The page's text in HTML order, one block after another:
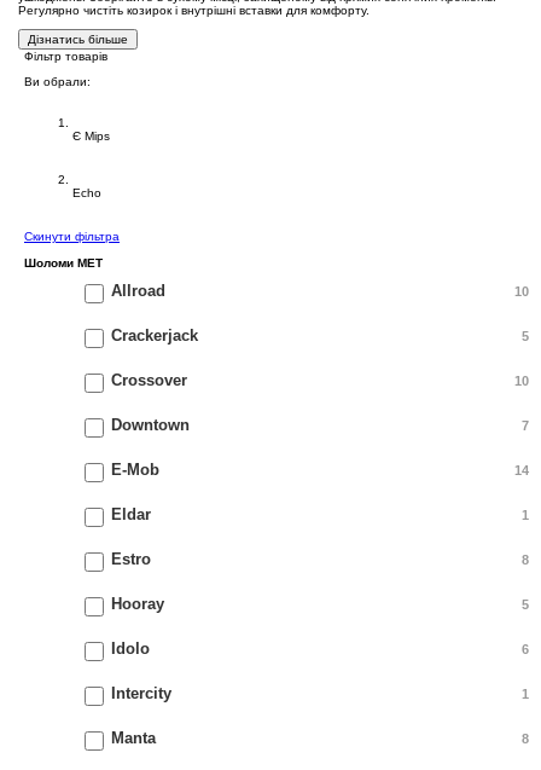
Регулярно чистіть козирок і внутрішні вставки для комфорту.
Дізнатись більше
Фільтр товарів
Ви обрали:
Є Mips
Echo
Cкинути фільтра
Шоломи MET
Allroad 10
Crackerjack 5
Crossover 10
Downtown 7
E-Mob 14
Eldar 1
Estro 8
Hooray 5
Idolo 6
Intercity 1
Manta 8